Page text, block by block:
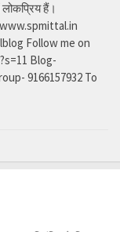
हैं।
www.spmittal.in
Follow me on
Blog-
9166157932 To